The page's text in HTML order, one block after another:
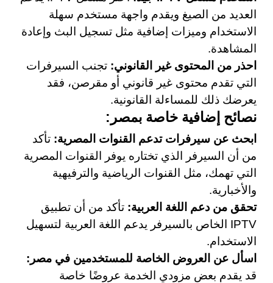
العديد من الصيغ ويقدم واجهة مستخدم سهلة
الاستخدام وميزات إضافية مثل تسجيل البث وإعادة
المشاهدة.
احذر من المحتوى غير القانوني: تجنب السيرفرات
التي تقدم محتوى غير قانوني أو مقرصن، فقد
يعرضك ذلك للمساءلة القانونية.
نصائح إضافية خاصة بمصر:
ابحث عن سيرفرات تدعم القنوات المصرية: تأكد
من أن السيرفر الذي تختاره يوفر القنوات المصرية
التي تهمك، مثل القنوات الرياضية والترفيهية
والأخبارية.
تحقق من دعم اللغة العربية: تأكد من أن تطبيق
IPTV الخاص بالسيرفر يدعم اللغة العربية لتسهيل
الاستخدام.
اسأل عن العروض الخاصة للمستخدمين في مصر:
قد يقدم بعض مزودي الخدمة عروضًا خاصة